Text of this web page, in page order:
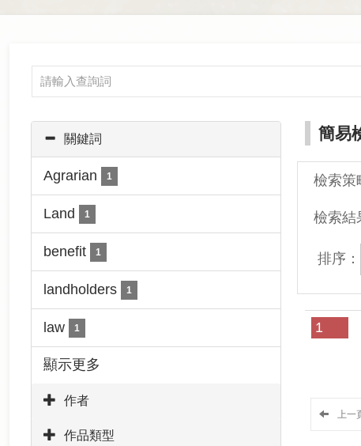
簡易
檢索策
檢索結
排序：
1
上一
關鍵詞
Agrarian 1
Land 1
benefit 1
landholders 1
law 1
顯示更多
作者
作品類型